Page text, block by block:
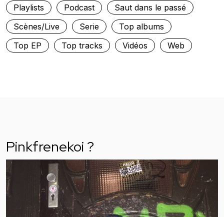
Playlists
Podcast
Saut dans le passé
Scènes/Live
Serie
Top albums
Top EP
Top tracks Vidéos Web
Pinkfrenekoi ?